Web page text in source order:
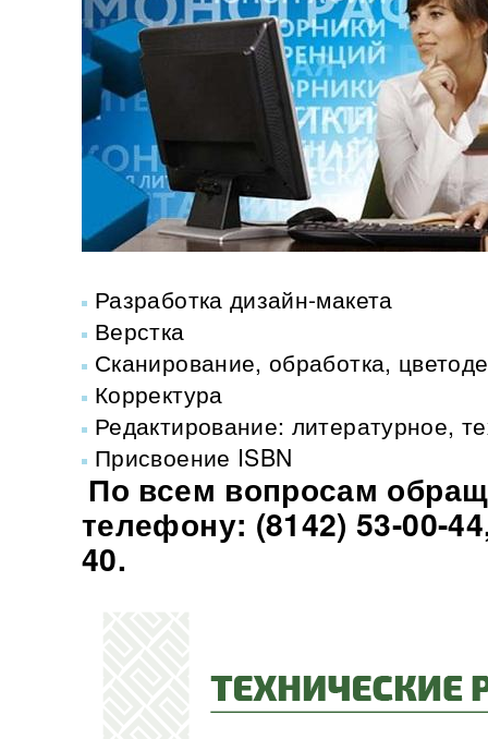
Разработка дизайн-макета
Верстка
Сканирование, обработка,
Корректура
Редактирование: литературное,
Присвоение ISBN
По всем вопросам
телефону: (8142) 53-00-
40.